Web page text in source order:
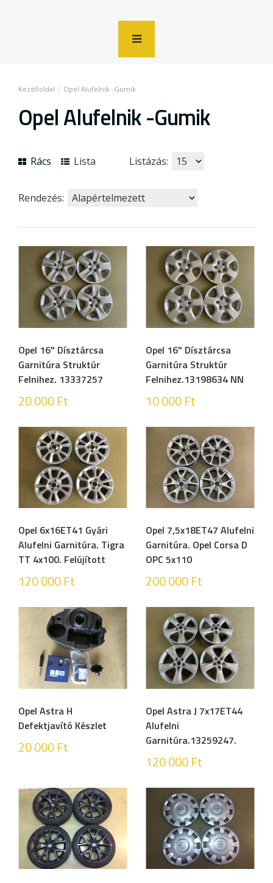
Opel Alufelnik -Gumik
Opel Alufelnik -Gumik
Rács Lista Listázás:
Rendezés:
Opel 16" Dísztárcsa
Garnitúra Struktúr
Felnihez. 13337257
20 000Ft
Opel 16" Dísztárcsa
Garnitúra Struktúr
Felnihez.13198634 NN
10 000Ft
Opel 6x16ET41 Gyári
Alufelni Garnitúra. Tigra
TT 4x100. Felújított
120 000Ft
Opel 7,5x18ET47 Alufelni
Garnitúra. Opel Corsa D
OPC 5x110
200 000Ft
Opel Astra H
Defektjavító Készlet
20 000Ft
Opel Astra J 7x17ET44
Alufelni
Garnitúra.13259247.
120 000Ft